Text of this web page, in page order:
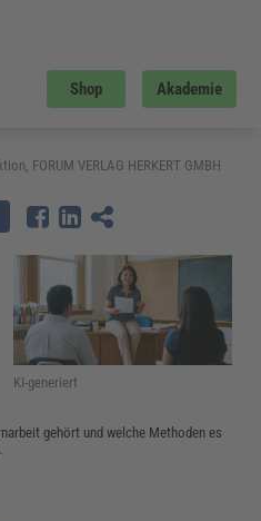
Shop Akademie
– Definition und Formen
in Kita, Schule
– Definition und
FORUM VERLAG HERKERT GMBH
KI-generiert
gehört und welche Methoden es